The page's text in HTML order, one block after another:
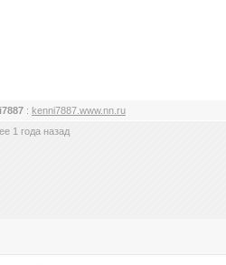
: kenni7887.www.nn.ru
1 года назад